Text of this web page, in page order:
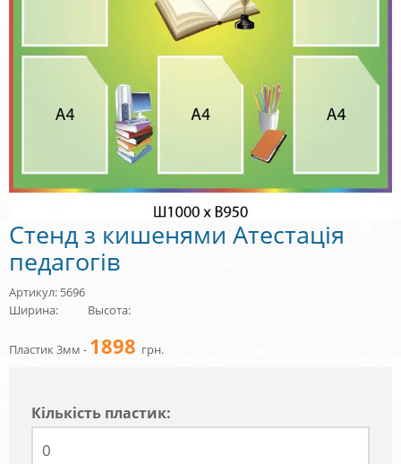
Стенд з кишенями Атестація
педагогів
Артикул: 5696
Ширина:
Высота:
Пластик 3мм - 1898 грн.
Кiлькiсть пластик: